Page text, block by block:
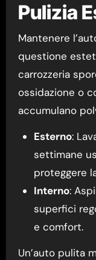
Pulizia
Mantenere
questione
carrozzeria
ossidazione o
accumulano
Esterno:
settimane
proteggere
Interno:
superfici
e comfort.
Un’auto pulita